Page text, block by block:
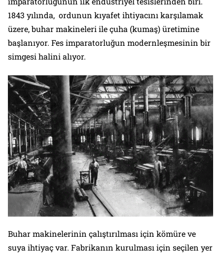
1843 yılında, ordunun kıyafet ihtiyacını karşılamak
üzere, buhar makineleri ile çuha (kumaş) üretimine
başlanıyor. Fes imparatorluğun modernleşmesinin bir
simgesi halini alıyor.
Buhar makinelerinin çalıştırılması için kömüre ve
suya ihtiyaç var. Fabrikanın kurulması için seçilen yer